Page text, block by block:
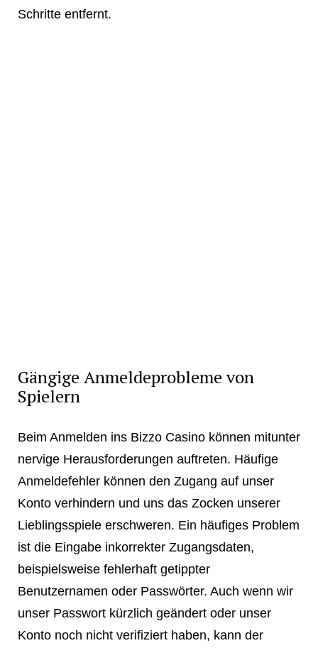
Schritte entfernt.
Gängige Anmeldeprobleme von
Spielern
Beim Anmelden ins Bizzo Casino können mitunter
nervige Herausforderungen auftreten. Häufige
Anmeldefehler können den Zugang auf unser
Konto verhindern und uns das Zocken unserer
Lieblingsspiele erschweren. Ein häufiges Problem
ist die Eingabe inkorrekter Zugangsdaten,
beispielsweise fehlerhaft getippter
Benutzernamen oder Passwörter. Auch wenn wir
unser Passwort kürzlich geändert oder unser
Konto noch nicht verifiziert haben, kann der